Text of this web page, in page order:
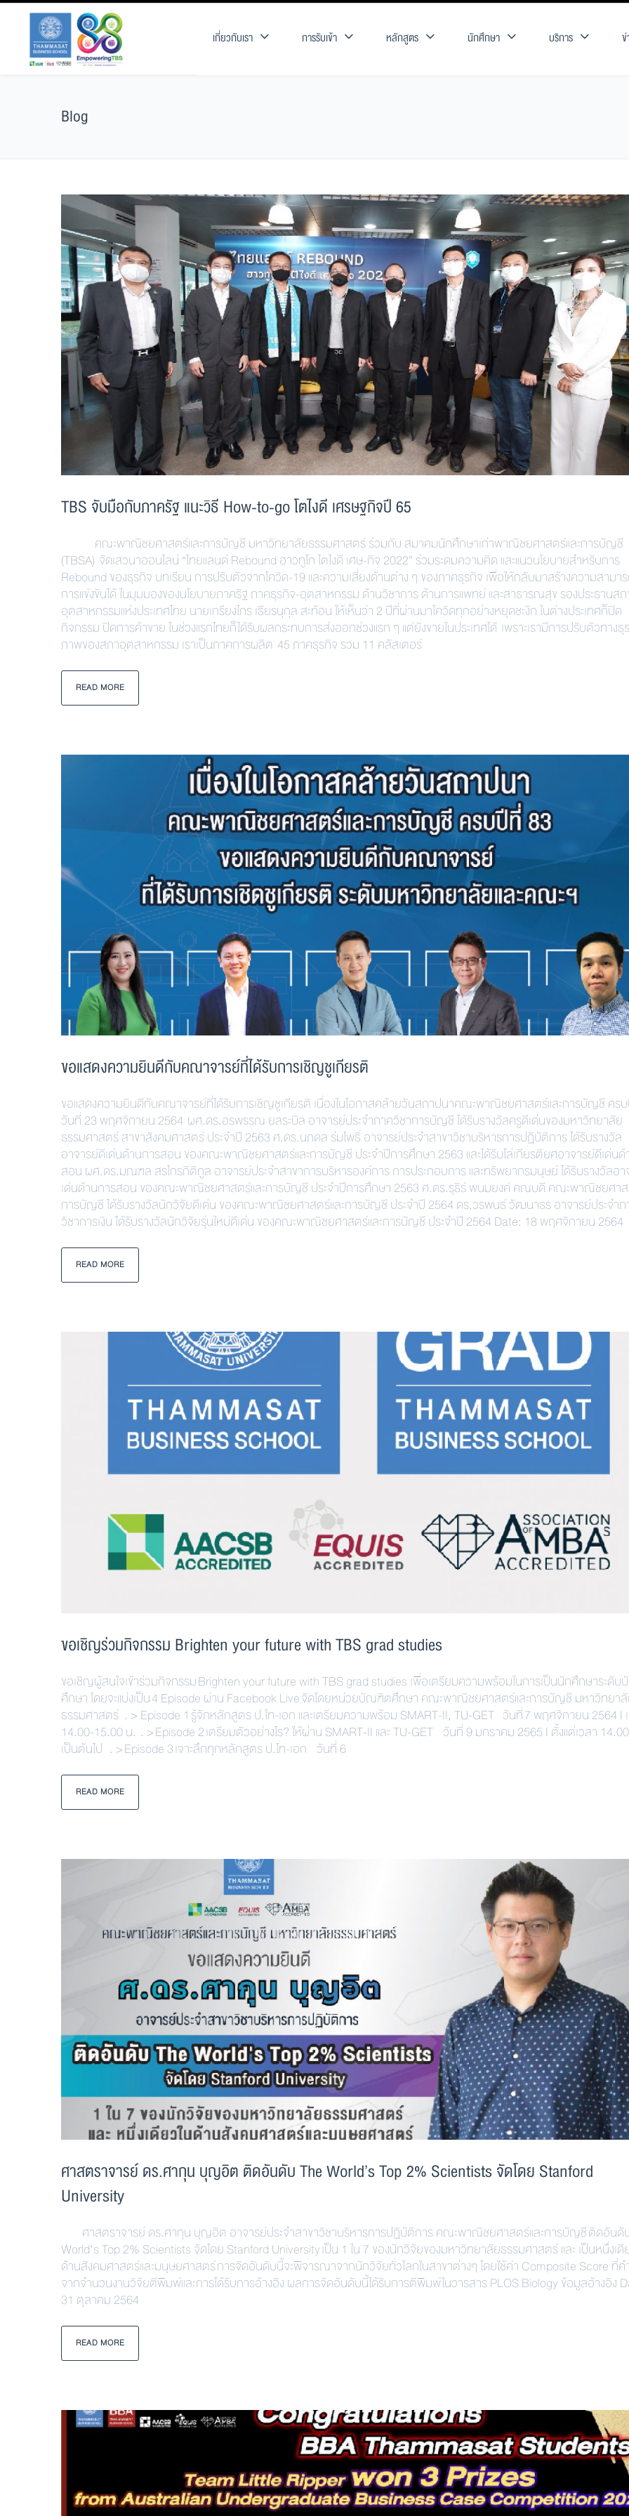
เกี่ยวกับเรา การรับเข้า หลักสูตร นักศึกษา บริการ
Blog
TBS จับมือกับภาครัฐ แนะวิธี How-to-go โตไงดี เศรษฐกิจปี 65
คณะพาณิชยศาสตร์และการบัญชี มหาวิทยาลัยธรรมศาสตร์ ร่วมกับ สมาคมนักศึกษาเก่าพาณิชยศาสตร์และการบัญชี
(TBSA) จัดเสวนาออนไลน์ “ไทยแลนด์ Rebound ฮาวทูโก โตไงดี เศษ-กิจ 2022” ร่วมระดมความคิด และแนวนโยบายสำหรับการ
Rebound ของธุรกิจ บทเรียน การปรับตัวจากโควิด-19 และความเสี่ยงด้านต่าง ๆ ของภาคธุรกิจ เพื่อให้กลับมาสร้างความสามา
การแข่งขันได้ ในมุมมองของนโยบายภาครัฐ ภาคธุรกิจ-อุตสาหกรรม ด้านวิชาการ ด้านการแพทย์ และสาธารณสุข รองประธานส
อุตสาหกรรมแห่งประเทศไทย นายเกรียงไกร เธียรนุกุล สะท้อน ให้เห็นว่า 2 ปีที่ผ่านมาโควิดทุกอย่างหยุดชะงัก ในต่างประเทศก็ปิด
กิจกรรม ปิดการค้าขาย ในช่วงแรกไทยก็ได้รับผลกระทบการส่งออกช่วงแรก ๆ แต่ยังขายในประเทศได้ เพราะเรามีการปรับตัวทางธุ
ภาพของสภาอุตสาหกรรม เราเป็นภาคการผลิต 45 ภาคธุรกิจ รวม 11 คลัสเตอร์
READ MORE
ขอแสดงความยินดีกับคณาจารย์ที่ได้รับการเชิญชูเกียรติ
ขอแสดงความยินดีกับคณาจารย์ที่ได้รับการเชิญชูเกียรติ เนื่องในโอกาสคล้ายวันสถาปนาคณะพาณิชยศาสตร์และการบัญชี คร
วันที่ 23 พฤศจิกายน 2564 ผศ.ดร.อรพรรณ ยลระบิล อาจารย์ประจำภาควิชาการบัญชี ได้รับรางวัลครูดีเด่นของมหาวิทยาลัย
ธรรมศาสตร์ สาขาสังคมศาสตร์ ประจำปี 2563 ศ.ดร.นภดล ร่มโพธิ์ อาจารย์ประจำสาขาวิชาบริหารการปฏิบัติการ ได้รับรางวัล
อาจารย์ดีเด่นด้านการสอน ของคณะพาณิชยศาสตร์และการบัญชี ประจำปีการศึกษา 2563 และได้รับโล่เกียรติยศอาจารย์ดีเด่น
สอน ผศ.ดร.มณฑล สรไกรกิติกูล อาจารย์ประจำสาขาการบริหารองค์การ การประกอบการ และทรัพยากรมนุษย์ ได้รับรางวัลอ
เด่นด้านการสอน ของคณะพาณิชยศาสตร์และการบัญชี ประจำปีการศึกษา 2563 ศ.ดร.รุธิร์ พนมยงค์ คณบดี คณะพาณิชยศาส
การบัญชี ได้รับรางวัลนักวิจัยดีเด่น ของคณะพาณิชยศาสตร์และการบัญชี ประจำปี 2564 ดร.วรพนธ์ วัฒนาธร อาจารย์ประจำ
วิชาการเงิน ได้รับรางวัลนักวิจัยรุ่นใหม่ดีเด่น ของคณะพาณิชยศาสตร์และการบัญชี ประจำปี 2564 Date: 18 พฤศจิกายน 2564
READ MORE
ขอเชิญร่วมกิจกรรม Brighten your future with TBS grad studies
ขอเชิญผู้สนใจเข้าร่วมกิจกรรม Brighten your future with TBS grad studies เพื่อเตรียมความพร้อมในการเป็นนักศึกษาระดั
ศึกษา โดยจะแบ่งเป็น 4 Episode ผ่าน Facebook Live จัดโดยหน่วยบัณฑิตศึกษา คณะพาณิชยศาสตร์และการบัญชี มหาวิทยา
ธรรมศาสตร์ . > Episode 1 รู้จักหลักสูตร ป.โท-เอก และเตรียมความพร้อม SMART-II, TU-GET วันที่ 7 พฤศจิกายน 2564 |
14.00-15.00 น. . > Episode 2 เตรียมตัวอย่างไร? ให้ผ่าน SMART-II และ TU-GET วันที่ 9 มกราคม 2565 | ตั้งแต่เวลา
เป็นต้นไป . > Episode 3 เจาะลึกทุกหลักสูตร ป.โท-เอก วันที่ 6
READ MORE
ศาสตราจารย์ ดร.ศากุน บุญอิต ติดอันดับ The World’s Top 2% Scientists จัดโดย Stanford
University
ศาสตราจารย์ ดร.ศากุน บุญอิต อาจารย์ประจำสาขาวิชาบริหารการปฏิบัติการ คณะพาณิชยศาสตร์และการบัญชี ติดอันดั
World’s Top 2% Scientists จัดโดย Stanford University เป็น 1 ใน 7 ของนักวิจัยของมหาวิทยาลัยธรรมศาสตร์ และ เป็นหนึ่งเดี
ด้านสังคมศาสตร์และมนุษยศาสตร์ การจัดอันดับนี้จะพิจารณาจากนักวิจัยทั่วโลกในสาขาต่างๆ โดยใช้ค่า Composite Score ที่
จากจำนวนงานวิจัยตีพิมพ์และการได้รับการอ้างอิง ผลการจัดอันดับนี้ได้รับการตีพิมพ์ในวารสาร PLOS Biology ข้อมูลอ้างอิง
31 ตุลาคม 2564
READ MORE